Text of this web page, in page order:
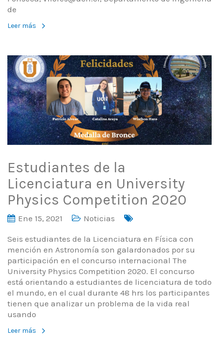
de
Leer más
Estudiantes de la
Licenciatura en University
Physics Competition 2020
Ene 15, 2021 Noticias
Seis estudiantes de la Licenciatura en Física con
mención en Astronomía son galardonados por su
participación en el concurso internacional The
University Physics Competition 2020. El concurso
está orientando a estudiantes de licenciatura de todo
el mundo, en el cual durante 48 hrs los participantes
tienen que analizar un problema de la vida real
usando
Leer más